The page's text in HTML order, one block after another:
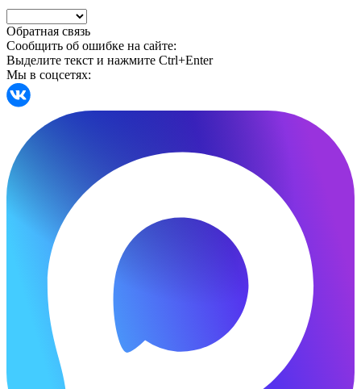
Обратная связь
Сообщить об ошибке на сайте:
Выделите текст и нажмите Ctrl+Enter
Мы в соцсетях: